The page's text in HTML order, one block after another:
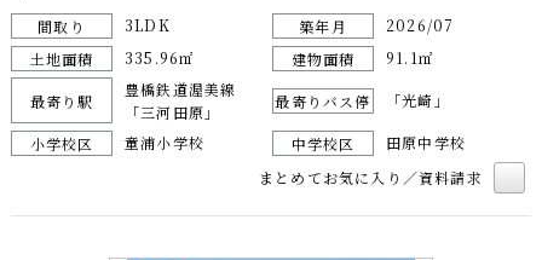
間取り 3LDK 築年月
2026/07
土地面積
335.96㎡ 建物面積 91.1㎡
最寄り駅
豊橋鉄道渥美線
「三河田原」
最寄りバス停 「光崎」
小学校区 童浦小学校 中学校区
田原中学校
まとめてお気に入り／資料請求